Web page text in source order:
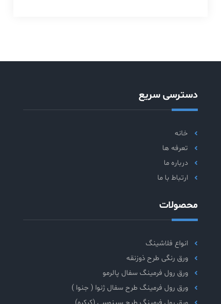
دسترسی سریع
خانه
تعرفه ها
درباره ما
ارتباط با ما
محصولات
انواع فلاشینگ
ورق رنگی طرح ذوزنقه
ورق رول فرمینگ سفال پالرمو
ورق رول فرمینگ طرح سفال ژنوا ( جنوا )